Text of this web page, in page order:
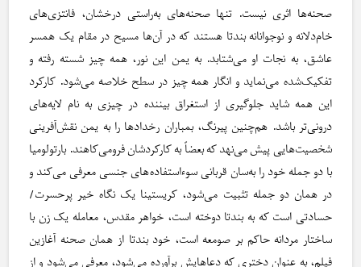
صحنه‌ها اثری نیست. تنها صحنه‌های به‌راستی درخشان، فانتزی‌های
خام‌دلانه و نوجوانانه بندتا هستند که در آن‌ها مسیح در مقام یک همسر
عاشق، به نجات او می‌شتابد. به یمن این نور، همه چیز شسته رفته و
تفکیک‌شده می‌نماید و انگار همه چیز در سطح خلاصه می‌شود. کارکرد
این همه شاید جلوگیری از استغراق بیننده در چیزی به نام لایه‌های
درونی‌تر باشد. هم‌چنین پیرنگ، بمباران رخدادها را به یمن نقش‌آفرینی
شخصیت‌هایی پیش می‌نهد که بعضاً به کارکردشان فرومی‌کاهند. بارتولومیا
با دو جمله خود را به‌سان قربانی سوءاستفاده‌های جنسی معرفی می‌کند و
در همان دو جمله تثبیت می‌شود، کریستینا یک نگاه خیر پرحسرت/
حسادتی است که به بندتا دوخته است، خواهر مقدس، معامله یک زن با
ساختار مردانه حاکم بر صومعه است، خود بندتا از همان صحنه آغازین
فیلم، به عنوان دختری که دعاهایش برآورده می‌شود، معرفی می‌شود و از